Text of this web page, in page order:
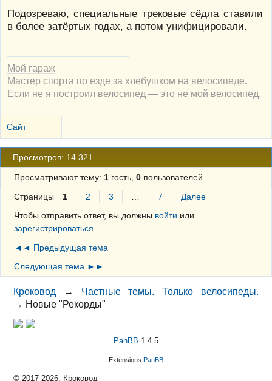
Подозреваю, специальные трековые сёдла ставили
в более затёртых годах, а потом унифицировали.
Мой гараж
Мастер спорта по езде за хлебушком на велосипеде.
Если не я построил велосипед — это не мой велосипед.
Сайт
Просмотров: 14 321
Просматривают тему: 1гость, 0пользователей
Страницы 1 2 3 … 7
Далее
Чтобы отправить ответ, вы должны войти или
зарегистрироваться
◄◄ Предыдущая тема
Следующая тема ►►
Кроковод → Частные темы. Только велосипеды.
→ Новые "Рекорды"
PanBB 1.4.5
Extensions PanBB
© 2017-2026, Кроковод